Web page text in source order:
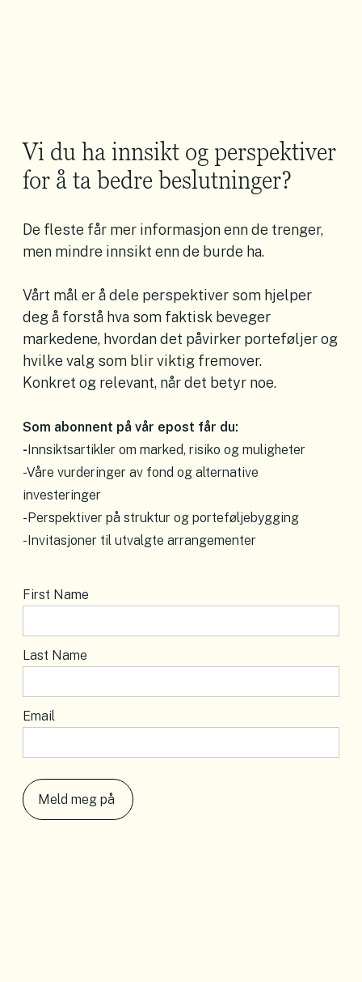
Vi du ha innsikt og perspektiver
for å ta bedre beslutninger?
De fleste får mer informasjon enn de trenger,
men mindre innsikt enn de burde ha.
Vårt mål er å dele perspektiver som hjelper
deg å forstå hva som faktisk beveger
markedene, hvordan det påvirker porteføljer og
hvilke valg som blir viktig fremover.
Konkret og relevant, når det betyr noe.
Som abonnent på vår epost får du:
-Innsiktsartikler om marked, risiko og muligheter
-Våre vurderinger av fond og alternative
investeringer
-Perspektiver på struktur og porteføljebygging
-Invitasjoner til utvalgte arrangementer
First Name
Last Name
Email